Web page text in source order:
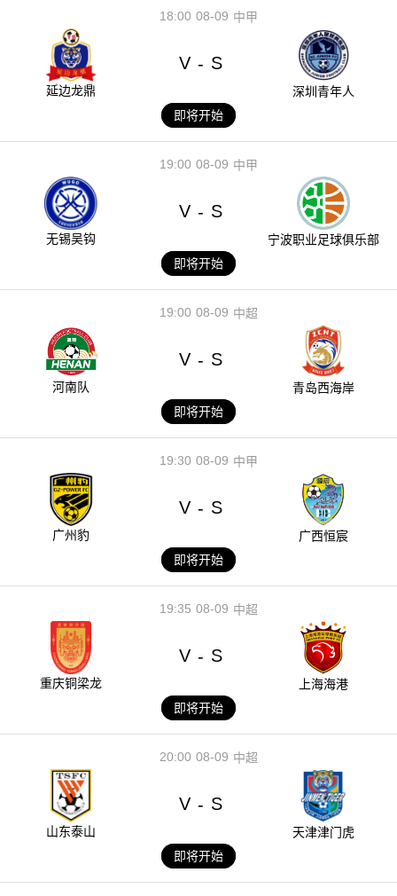
08-09
18:00 中甲
延边龙鼎
V - S
深圳青年人
即将开始
08-09
19:00 中甲
无锡吴钩
V - S
宁波职业足球俱乐部
即将开始
08-09
19:00 中超
河南队
V - S
青岛西海岸
即将开始
08-09
19:30 中甲
广州豹
V - S
广西恒宸
即将开始
08-09
19:35 中超
重庆铜梁龙
V - S
上海海港
即将开始
08-09
20:00 中超
山东泰山
V - S
天津津门虎
即将开始